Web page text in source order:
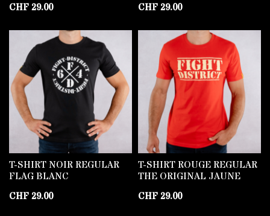
CHF29.00
CHF29.00
T-SHIRT NOIR REGULAR
FLAG BLANC
CHF29.00
T-SHIRT ROUGE REGULAR
THE ORIGINAL JAUNE
CHF29.00